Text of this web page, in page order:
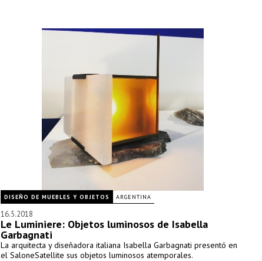
DISEÑO DE MUEBLES Y OBJETOS ARGENTINA
16.5.2018
Le Luminiere: Objetos luminosos de Isabella
Garbagnati
La arquitecta y diseñadora italiana Isabella Garbagnati presentó en
el SaloneSatellite sus objetos luminosos atemporales.